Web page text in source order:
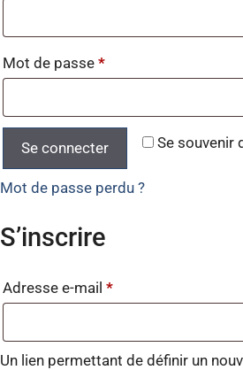
Mot de passe *
Se souvenir
Se connecter
Mot de passe perdu ?
S’inscrire
Adresse e-mail *
Un lien permettant de définir un